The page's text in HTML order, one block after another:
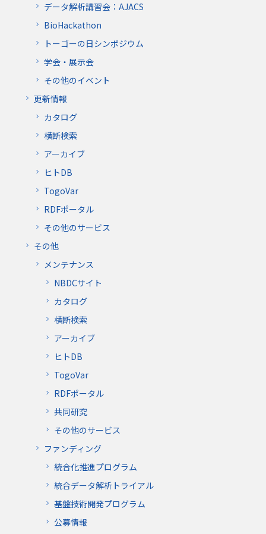
データ解析講習会：AJACS
BioHackathon
トーゴーの日シンポジウム
学会・展示会
その他のイベント
更新情報
カタログ
横断検索
アーカイブ
ヒトDB
TogoVar
RDFポータル
その他のサービス
その他
メンテナンス
NBDCサイト
カタログ
横断検索
アーカイブ
ヒトDB
TogoVar
RDFポータル
共同研究
その他のサービス
ファンディング
統合化推進プログラム
統合データ解析トライアル
基盤技術開発プログラム
公募情報